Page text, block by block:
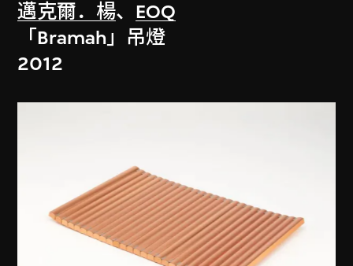
邁克爾．楊、 EOQ
「Bramah」吊燈
2012